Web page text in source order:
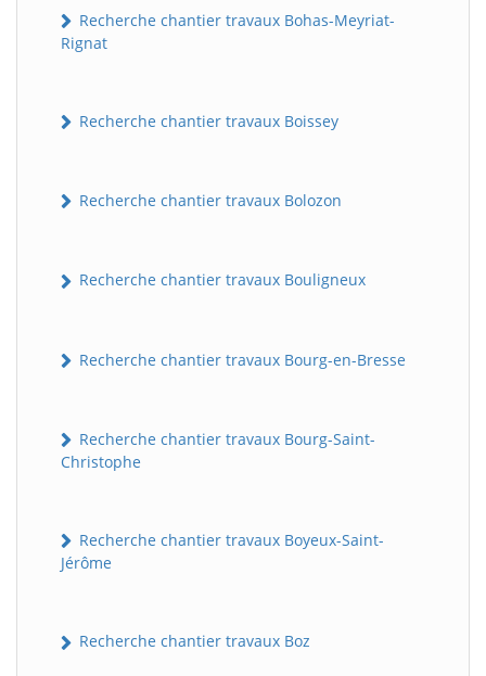
Recherche chantier travaux Bohas-Meyriat-
Rignat
Recherche chantier travaux Boissey
Recherche chantier travaux Bolozon
Recherche chantier travaux Bouligneux
Recherche chantier travaux Bourg-en-Bresse
Recherche chantier travaux Bourg-Saint-
Christophe
Recherche chantier travaux Boyeux-Saint-
Jérôme
Recherche chantier travaux Boz